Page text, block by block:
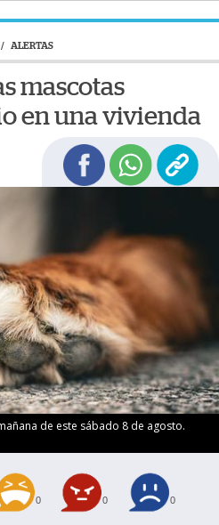
/ ALERTAS
mascotas
en una vivienda
de este sábado 8 de agosto.
0 0 0